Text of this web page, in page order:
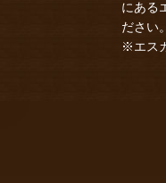
にある
ださい。
※エス